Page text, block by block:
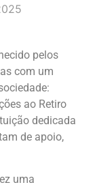
pelos
com um
ao Retiro
dedicada
de apoio,
uma